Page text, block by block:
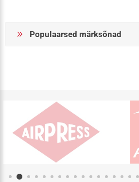
Populaarsed märksõnad